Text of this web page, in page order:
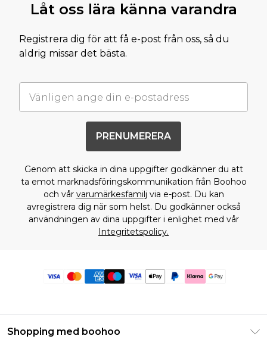
Låt oss lära känna varandra
Registrera dig för att få e-post från oss, så du
aldrig missar det bästa.
PRENUMERERA
Genom att skicka in dina uppgifter godkänner du att
ta emot marknadsföringskommunikation från Boohoo
och vår varumärkesfamilj via e-post. Du kan
avregistrera dig när som helst. Du godkänner också
användningen av dina uppgifter i enlighet med vår
Integritetspolicy.
Shopping med boohoo